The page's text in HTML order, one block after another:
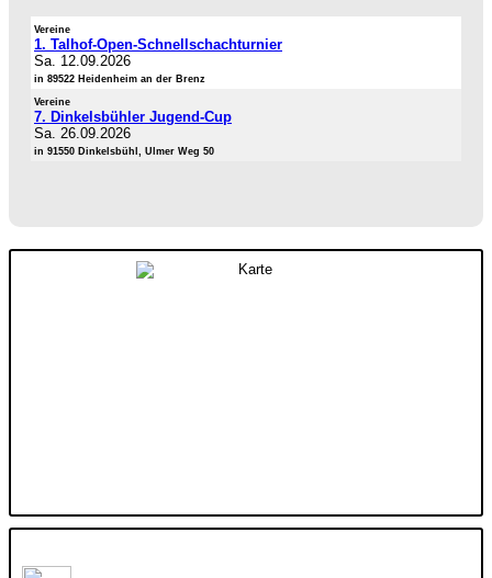
Vereine
1. Talhof-Open-Schnellschachturnier
Sa. 12.09.2026
in 89522 Heidenheim an der Brenz
Vereine
7. Dinkelsbühler Jugend-Cup
Sa. 26.09.2026
in 91550 Dinkelsbühl, Ulmer Weg 50